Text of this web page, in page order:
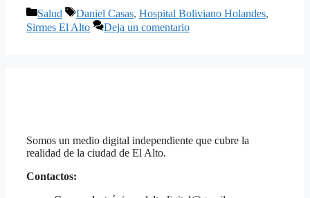
Categorías
Salud Etiquetas
Daniel Casas, Hospital Boliviano Holandes,
Sirmes El Alto
Deja un comentario
Somos un medio digital independiente que cubre la
realidad de la ciudad de El Alto.
Contactos: